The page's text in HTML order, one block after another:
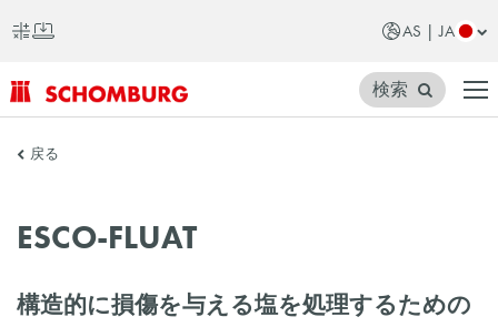
AS | JA
SCHOMBURG
ジ
検索
戻る
ESCO-FLUAT
構造的に損傷を与える塩を処理するための